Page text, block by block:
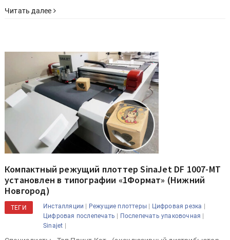
Читать далее
Компактный режущий плоттер SinaJet DF 1007-MT
установлен в типографии «1Формат» (Нижний
Новгород)
ТЕГИ Инсталляции | Режущие плоттеры | Цифровая резка |
Цифровая послепечать | Послепечать упаковочная |
Sinajet |